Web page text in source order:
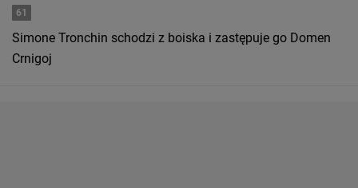
61
Simone Tronchin schodzi z boiska i zastępuje go Domen
Crnigoj